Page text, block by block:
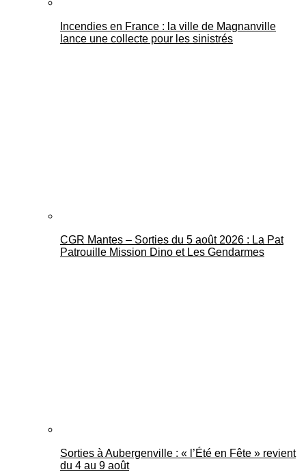
Incendies en France : la ville de Magnanville
lance une collecte pour les sinistrés
CGR Mantes – Sorties du 5 août 2026 : La Pat
Patrouille Mission Dino et Les Gendarmes
Sorties à Aubergenville : « l’Été en Fête » revient
du 4 au 9 août